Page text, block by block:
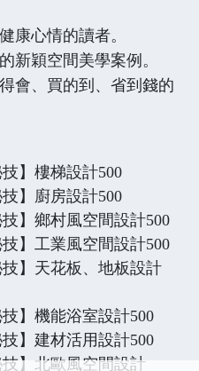
康心情的讀者。
新穎空間美學案例。
會、買的到、省到錢的
】樓梯設計500
】廚房設計500
】鄉村風空間設計500
】工業風空間設計500
技】天花板、地板設計
】機能浴室設計500
】建材活用設計500
技】北歐風空間設計